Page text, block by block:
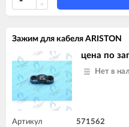
ARISTON T2
ARISTON TX
ARISTON TX
Зажим для кабеля ARISTON
цена по
Нет в
Артикул 571562